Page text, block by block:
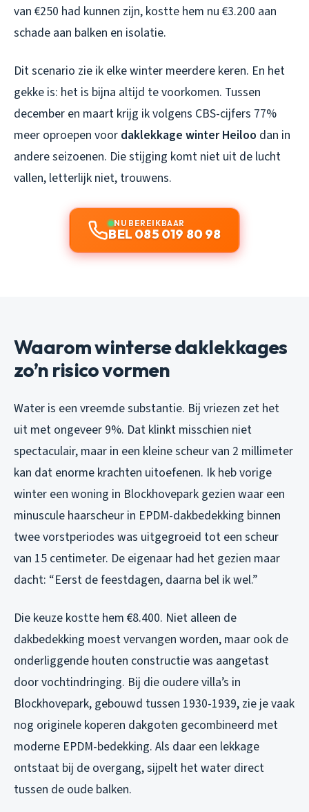
van €250 had kunnen zijn, kostte hem nu €3.200 aan
schade aan balken en isolatie.
Dit scenario zie ik elke winter meerdere keren. En het
gekke is: het is bijna altijd te voorkomen. Tussen
december en maart krijg ik volgens CBS-cijfers 77%
meer oproepen voor daklekkage winter Heiloo dan in
andere seizoenen. Die stijging komt niet uit de lucht
vallen, letterlijk niet, trouwens.
NU BEREIKBAAR
BEL 085 019 80 98
Waarom winterse daklekkages
zo’n risico vormen
Water is een vreemde substantie. Bij vriezen zet het
uit met ongeveer 9%. Dat klinkt misschien niet
spectaculair, maar in een kleine scheur van 2 millimeter
kan dat enorme krachten uitoefenen. Ik heb vorige
winter een woning in Blockhovepark gezien waar een
minuscule haarscheur in EPDM-dakbedekking binnen
twee vorstperiodes was uitgegroeid tot een scheur
van 15 centimeter. De eigenaar had het gezien maar
dacht: “Eerst de feestdagen, daarna bel ik wel.”
Die keuze kostte hem €8.400. Niet alleen de
dakbedekking moest vervangen worden, maar ook de
onderliggende houten constructie was aangetast
door vochtindringing. Bij die oudere villa’s in
Blockhovepark, gebouwd tussen 1930-1939, zie je vaak
nog originele koperen dakgoten gecombineerd met
moderne EPDM-bedekking. Als daar een lekkage
ontstaat bij de overgang, sijpelt het water direct
tussen de oude balken.